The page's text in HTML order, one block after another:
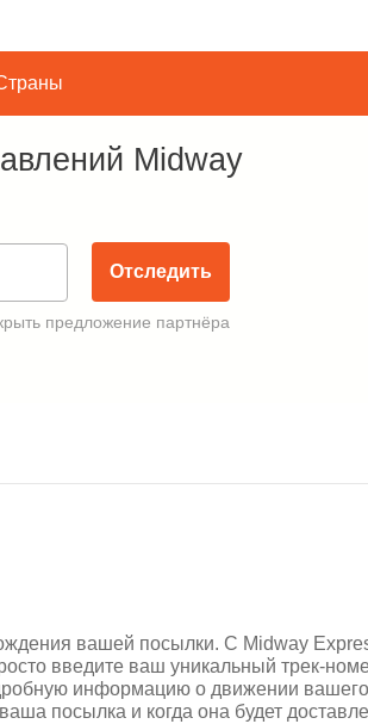
Midway
Отследить
предложение партнёра
вашей посылки. С Midway
введите ваш уникальный трек-
информацию о движении вашего
посылка и когда она будет